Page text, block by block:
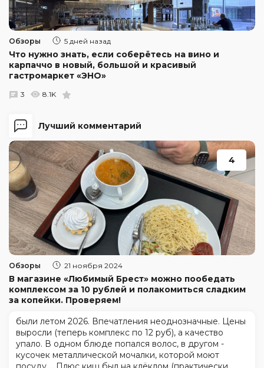
Лучший комментарий
4
Обзоры 21 ноября 2024
В магазине «Любимый Брест» можно пообедать
комплексом за 10 рублей и полакомиться сладким
за копейки. Проверяем!
были летом 2026. Впечатления неоднозначные. Цены
выросли (теперь комплекс по 12 руб), а качество
упало. В одном блюде попался волос, в другом -
кусочек металлической мочалки, которой моют
Обзоры 5 дней назад
Что нужно знать, если соберётесь на вино и
карпаччо в новый, большой и красивый
гастромаркет «ЭНО»
3 8.1K